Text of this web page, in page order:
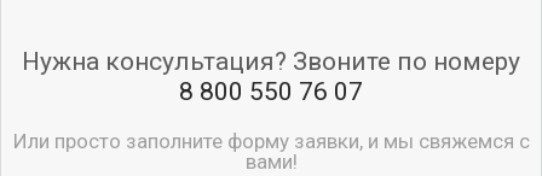
Нужна консультация? Звоните по номеру
8 800 550 76 07
Или просто заполните форму заявки, и мы свяжемся с
вами!